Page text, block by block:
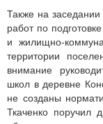
Также на
работ по
и жилищно-
территории
внимание
школ в деревне
не созданы
Ткаченко поручил